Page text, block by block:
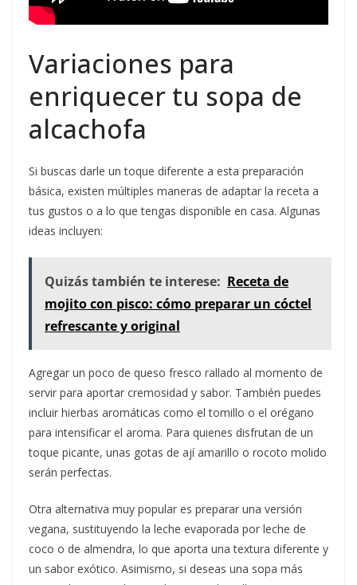
Variaciones para
enriquecer tu sopa de
alcachofa
Si buscas darle un toque diferente a esta preparación
básica, existen múltiples maneras de adaptar la receta a
tus gustos o a lo que tengas disponible en casa. Algunas
ideas incluyen:
Quizás también te interese: Receta de
mojito con pisco: cómo preparar un cóctel
refrescante y original
Agregar un poco de queso fresco rallado al momento de
servir para aportar cremosidad y sabor. También puedes
incluir hierbas aromáticas como el tomillo o el orégano
para intensificar el aroma. Para quienes disfrutan de un
toque picante, unas gotas de ají amarillo o rocoto molido
serán perfectas.
Otra alternativa muy popular es preparar una versión
vegana, sustituyendo la leche evaporada por leche de
coco o de almendra, lo que aporta una textura diferente y
un sabor exótico. Asimismo, si deseas una sopa más